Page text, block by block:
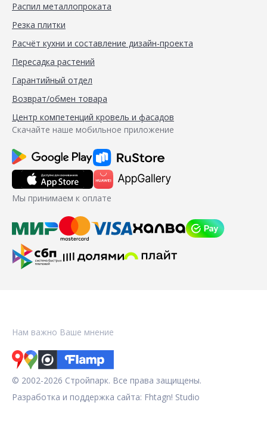
Распил металлопроката
Резка плитки
Расчёт кухни и составление дизайн-проекта
Пересадка растений
Гарантийный отдел
Возврат/обмен товара
Центр компетенций кровель и фасадов
Скачайте наше мобильное приложение
Мы принимаем к оплате
Нам важно Ваше мнение
© 2002-2026 Стройпарк. Все права защищены.
Разработка и поддержка сайта: Fhtagn! Studio